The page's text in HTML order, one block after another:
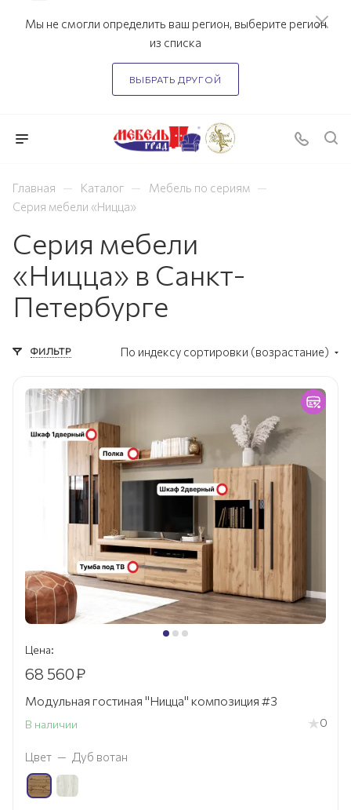
Мы не смогли определить ваш регион, выберите регион
из списка
ВЫБРАТЬ ДРУГОЙ
Главная — Каталог — Мебель по сериям —
Серия мебели «Ницца»
Серия мебели
«Ницца» в Санкт-
Петербурге
ФИЛЬТР По индексу сортировки (возрастание)
Цена:
68 560₽
Модульная гостиная "Ницца" композиция #3
В наличии 0
Цвет — Дуб вотан